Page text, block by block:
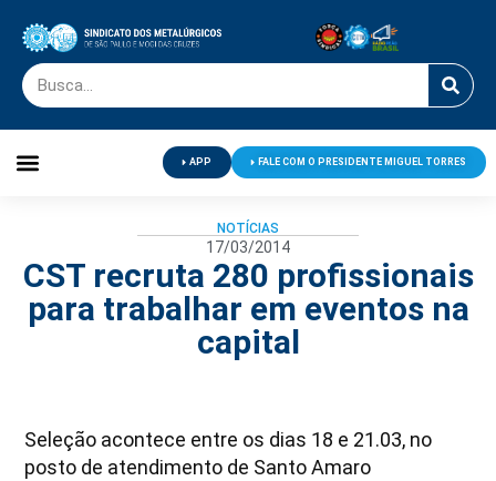
APP FALE COM O PRESIDENTE MIGUEL TORRES
NOTÍCIAS
17/03/2014
CST recruta 280 profissionais
para trabalhar em eventos na
capital
Seleção acontece entre os dias 18 e 21.03, no
posto de atendimento de Santo Amaro